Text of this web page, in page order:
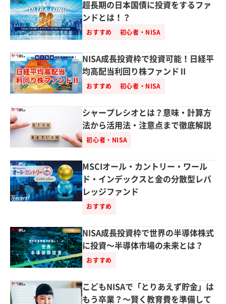
超長期の日本国債に投資をするファ
ンドとは！？
おすすめ 初心者・NISA
NISA成長投資枠で投資可能！日経平
均高配当利回り株ファンドⅡ
おすすめ 初心者・NISA
シャープレシオとは？意味・計算方
法から活用法・注意点まで徹底解説
初心者・NISA
MSCIオール・カントリー・ワール
ド・インデックスと金の分散型レバ
レッジファンド
おすすめ
NISA成長投資枠で世界の半導体株式
に投資～半導体市場の未来とは？
おすすめ
こどもNISAで「とりあえず貯金」は
もう卒業？～賢く教育費を準備して